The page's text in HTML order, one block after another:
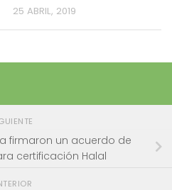
25 ABRIL, 2019
firmaron un acuerdo de
certificación Halal